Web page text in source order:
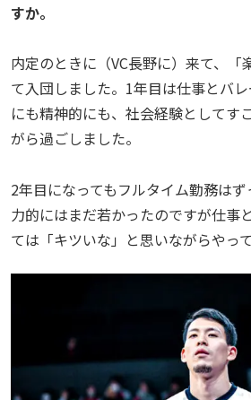
すか。
内定のときに（VC長野に）来て、「
て入団しました。1年目は仕事とバ
にも精神的にも、社会経験としてす
がら過ごしました。
2年目になってもフルタイム勤務は
力的にはまだ若かったのですが仕事
ては「キツいな」と思いながらやっ